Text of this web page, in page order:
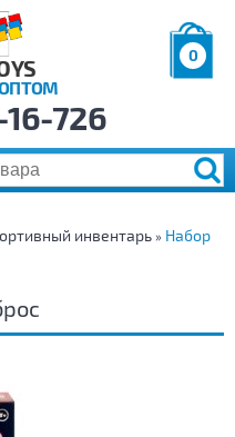
0
р.
726
инвентарь » Набор